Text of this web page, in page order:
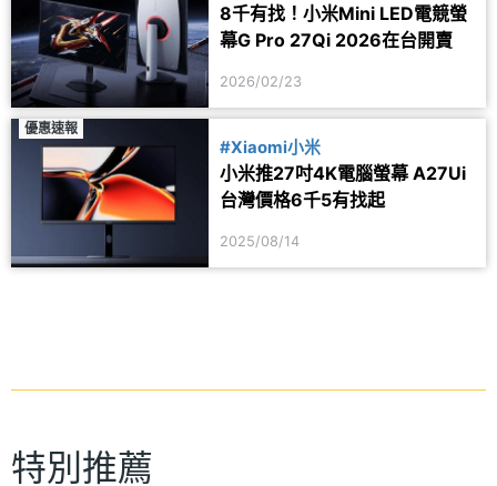
8千有找！小米Mini LED電競螢
幕G Pro 27Qi 2026在台開賣
2026/02/23
優惠速報
#Xiaomi小米
小米推27吋4K電腦螢幕 A27Ui
台灣價格6千5有找起
2025/08/14
特別推薦